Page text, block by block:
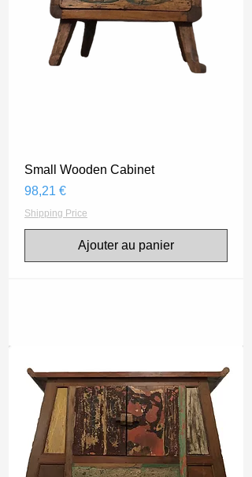
Small Wooden Cabinet
Prix
98,21 €
Shipping Price
Ajouter au panier